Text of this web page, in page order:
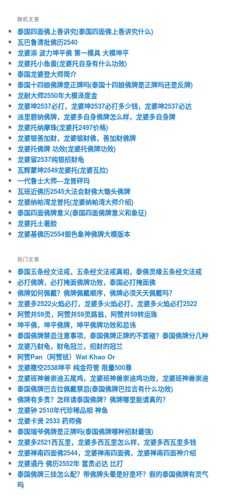
随机文章
泰国四面佛上香讲究(泰国四面佛上香讲究什么)
瓦巴鲁清批佛历2540
龙婆添 波力坤平佛 第一模具 大模坤平
龙婆托小鱼蛋(龙婆托自身有什么功效)
泰国龙婆登大师简介
泰国十四娘佛牌是正牌吗(泰国十四娘佛牌是正牌吗还是反牌)
龙耐大师2550年大模泽度金
龙婆坤2537必打，龙婆坤2537必打多少钱，龙婆坤2537必达
派里碧纳佛牌，龙婆多自身佛牌怎么样，龙婆多自身牌
龙婆托纳摩珠(龙婆托2497价格)
龙婆银善加财，龙婆银财佛，善加财佛牌
龙婆托佛牌 功效(龙婆托佛牌功效)
龙婆留2537纯银招财龟
瓦辉蒙坤2549龙婆托(龙婆瓦拉)
一代鲁士大师—龙普砰玛
瓦班近佛历2545大法会财佛大锄头佛牌
龙婆纳帕湾龙普托(龙婆纳帕湾大师介绍)
泰国四面佛牌意义(泰国四面佛牌意义和象征)
龙婆托土著脸
龙婆基佛历2554银色象神佛牌大模版本
热门文章
泰国五条经文法戒，五条经文法戒真相，泰佛灵缘五条经文法戒
必打佛牌，必打掩面佛牌功效，泰国必打掩面佛
佛牌如何佩戴？佛牌佩戴顺序，佛牌必须天天佩戴吗？
龙婆多2522火焰必打，龙婆多火焰必打，龙婆多火焰必打2522
阿赞并59灵，阿赞并59灵路翁，阿赞并59转运珠
坤平佛，坤平佛牌，坤平佛牌功效和忌讳
泰国佛牌禁忌注意事项，泰国佛牌正牌的不要碰？泰国佛牌分几种
龙婆乃财龟，财龟冠兰，招财的冠兰
阿赞Pan（阿赞班）Wat Khao Or
龙婆撒空2538坤平 纯金符管 限量500尊
龙婆班神兽崇迪五尾鸡，龙婆班神兽崇迪鸡功效，龙婆班神兽崇迪
泰国佛牌巴吉拉佩戴禁忌(泰国佛牌巴拉吉有什么功效)
佛牌有多贵？怎样请泰国佛牌？佛牌哪里能请真的？
龙婆钟 2510年代珍稀品相 神鱼
龙婆卡贤 2533 药师佛
泰国瑞爷佛牌是正牌吗(泰国佛牌哪种招财最强)
龙婆多2521西瓦里，龙婆多西瓦里怎么样，龙婆多西瓦里多钱
龙婆禅南四面佛2544，龙婆禅南四面佛，龙婆禅南四面神介绍
龙婆通丹 佛历2552年 富贵必达 比打
泰国佛牌三挂怎么配？带佛牌头晕是好是坏？假的泰国佛牌有灵气
吗